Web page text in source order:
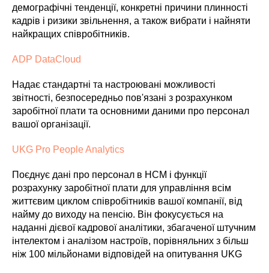
демографічні тенденції, конкретні причини плинності
кадрів і ризики звільнення, а також вибрати і найняти
найкращих співробітників.
ADP DataCloud
Надає стандартні та настроювані можливості
звітності, безпосередньо пов'язані з розрахунком
заробітної плати та основними даними про персонал
вашої організації.
UKG Pro People Analytics
Поєднує дані про персонал в HCM і функції
розрахунку заробітної плати для управління всім
життєвим циклом співробітників вашої компанії, від
найму до виходу на пенсію. Він фокусується на
наданні дієвої кадрової аналітики, збагаченої штучним
інтелектом і аналізом настроїв, порівняльних з більш
ніж 100 мільйонами відповідей на опитування UKG